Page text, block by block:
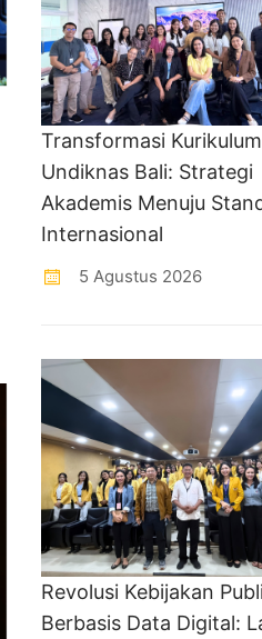
Transformasi
Undiknas Bali: Strategi
Akademis Menuju
Internasional
5 Agustus 2026
Revolusi Kebijakan
Berbasis Data Digital: